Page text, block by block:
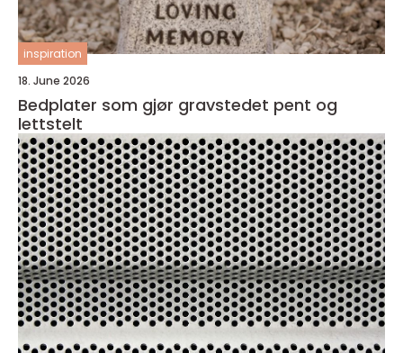
inspiration
18. June 2026
Bedplater som gjør gravstedet pent og
lettstelt